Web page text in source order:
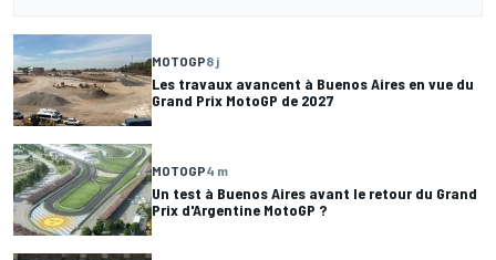
MOTOGP8 j
Les travaux avancent à Buenos Aires en vue du
Grand Prix MotoGP de 2027
MOTOGP4 m
Un test à Buenos Aires avant le retour du Grand
Prix d'Argentine MotoGP ?